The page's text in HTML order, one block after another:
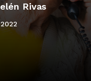
Rivas